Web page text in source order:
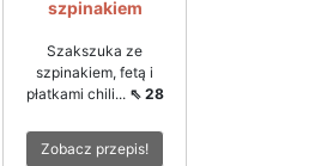
szpinakiem
Szakszuka ze
szpinakiem, fetą i
płatkami chili... ⇖ 28
Zobacz przepis!